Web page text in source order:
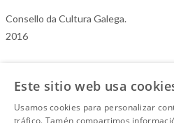
Consello da Cultura Galega.
2016
Este sitio web usa
Usamos cookies para personalizar
tráfico. Tamén compartimos